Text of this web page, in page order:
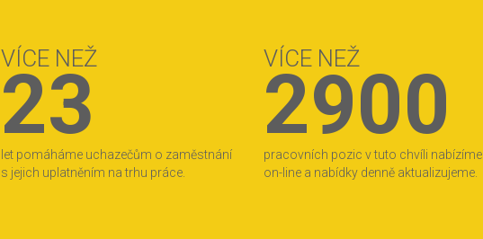
VÍCE NEŽ
23
let pomáháme uchazečům o zaměstnání
s jejich uplatněním na trhu práce.
VÍCE NEŽ
2900
pracovních pozic v tuto chvíli nabízíme
on-line a nabídky denně aktualizujeme.